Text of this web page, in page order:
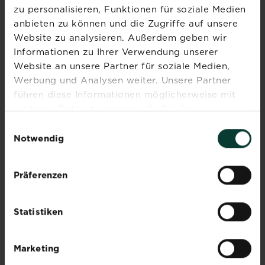
zu personalisieren, Funktionen für soziale Medien
anbieten zu können und die Zugriffe auf unsere
Website zu analysieren. Außerdem geben wir
Informationen zu Ihrer Verwendung unserer
Website an unsere Partner für soziale Medien,
Werbung und Analysen weiter. Unsere Partner
führen diese Informationen möglicherweise mit
weiteren Daten zusammen, die Sie ihnen
Nutzung der Dienste gesammelt haben.
Notwendig
Präferenzen
Statistiken
Marketing
Alle Artikel entdecken
Schnecken im Garten:
Alles was du wissen
Schnecken
unseren
gern
Mehr lesenüber Schnecken im Garten: Alles was du